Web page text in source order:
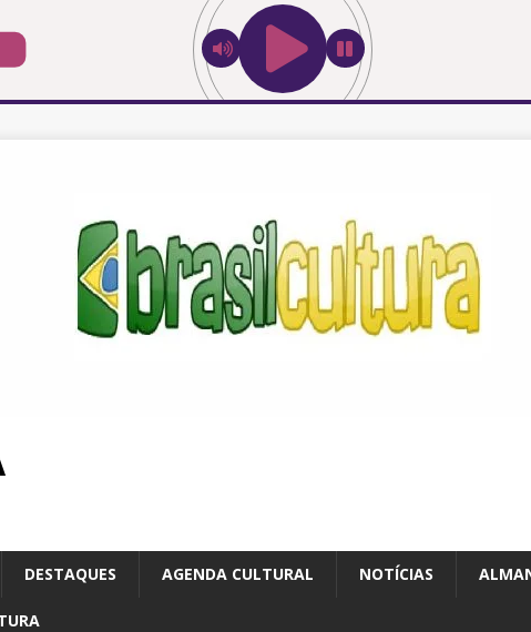
DESTAQUES AGENDA CULTURAL NOTÍCIAS